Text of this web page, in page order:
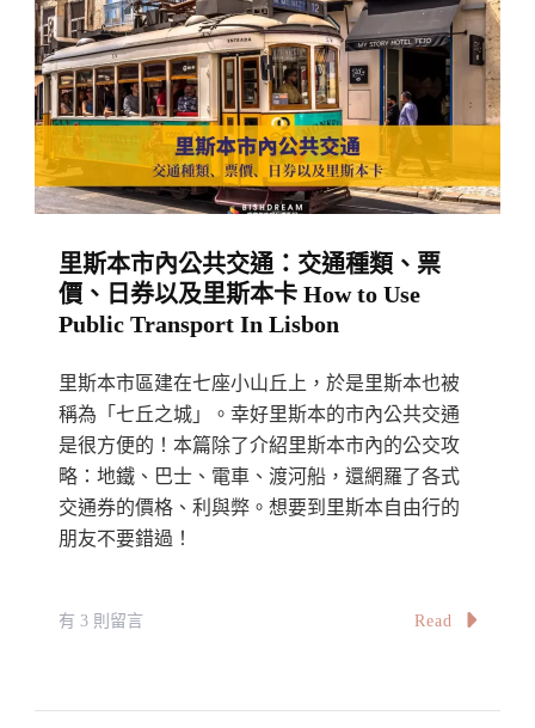
Use
Public
Transport
In
Athens〉
中
共
交
通
How
To
Use
Transport
In
Prague〉
中
里斯本市內公共交通：交通種類、票
價、日券以及里斯本卡 How to Use
Public Transport In Lisbon
里斯本市區建在七座小山丘上，於是里斯本也被
稱為「七丘之城」。幸好里斯本的市內公共交通
是很方便的！本篇除了介紹里斯本市內的公交攻
略：地鐵、巴士、電車、渡河船，還網羅了各式
交通券的價格、利與弊。想要到里斯本自由行的
朋友不要錯過！
在
有 3 則留言 Read